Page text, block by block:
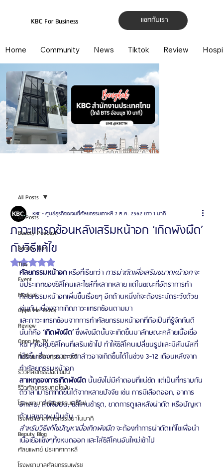
แชทกับเรา
KBC For Business
Home Community News Tiktok Review
All Posts
Beauty Podcast
Beauty Tips
Tips
Event
Medical
Oppa Me Today
Review
Oppa Me TV
ที่ปรึกษาศัลยกรรมเกาหลี
รีวิวศัลยกรรมฉีดไขมัน
รีวิวศัลยกรรมดูดไขมัน
โรงพยาบาลศัลยกรรมเอท็อป
โรงพยาบาลศัลยกรรมบาโนบากิ
Beauty Blog
ศัลยแพทย์ ประเทศเกาหลี
โรงพยาบาลศัลยกรรมเฟรช
All Posts
ภาวะแทรกซ้อนหลังเสริมหน้าอก ‘เกิดพังผืด’
กับวิธีแก้ไข
KBC - ศูนย์ธุรกิจเอเจนซี่ศัลยกรรมเกาหลี 7 ส.ค. 2562ยาว 1 นาที
ได้รับ NaN เต็ม 5 ดาว
ศัลยกรรมหน้าอก หรือที่เรียกว่า การผ่าตัดเพื่อเสริมขนาดหน้าอก จะ
มีประเภทของซิลิโคนและไซส์ที่หลากหลาย แต่ในขณะที่อัตราการทำ
ศัลยกรรมหน้าอกเพิ่มขึ้นเรื่อยๆ อีกด้านหนึ่งก็จะต้องระมัดระวังด้วย
เช่นกัน เนื่องจากเกิดภาวะแทรกซ้อนตามมา
และภาวะแทรกซ้อนจากการทำศัลยกรรมหน้าอกที่ถือเป็นที่รู้จักกันดี
นั่นก็คือ ‘เกิดพังผืด’ ซึ่งพังผืดนั้นจะเกิดขึ้นมาลักษณะคล้ายเนื้อเยื่อ
หนาๆห่อหุ้มซิลิโคนที่เสริมเข้าไป ทำให้ซิลิโคนเปลี่ยนรูปและมีสัมผัสที่
แข็งขึ้นเรื่องๆ ภาวะดังกล่าวอาจเกิดขึ้นได้ในช่วง 3-12 เดือนหลังจาก
ทำศัลยกรรมหน้าอก
สาเหตุของการเกิดพังผืด นั้นยังไม่มีคำตอบที่แน่ชัด แต่เป็นที่ทราบกัน
ดีว่าสามารถเกิดขึ้นได้จากหลายปัจจัย เช่น การมีเลือดออก, อาการ
อักเสบ, สิ่งเจือปน, ซิลิโคนชำรุด, ขาดการดูแลหลังผ่าตัด หรือปัญหา
ด้านสุขภาพ เป็นต้น
สำหรับวิธีแก้ไขปัญหาเมื่อเกิดพังผืด จะต้องทำการผ่าตัดแก้ไขเพื่อนำ
เนื้อเยื่อแข็งๆทั้งหมดออก และใส่ซิลิโคนอันใหม่เข้าไป